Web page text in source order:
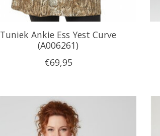
Tuniek Ankie Ess Yest Curve
(A006261)
€69,95